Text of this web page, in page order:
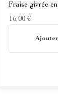
Fraise givrée en
16,00 €
Ajouter au